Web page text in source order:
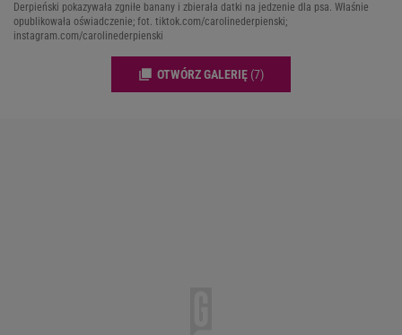
Derpieński pokazywała zgniłe banany i zbierała datki na jedzenie dla psa. Właśnie
opublikowała oświadczenie; fot. tiktok.com/carolinederpienski;
instagram.com/carolinederpienski
OTWÓRZ GALERIĘ (7)